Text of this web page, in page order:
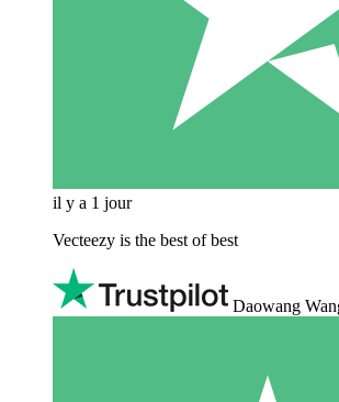
il y a 1 jour
Vecteezy is the best of best
Daowang